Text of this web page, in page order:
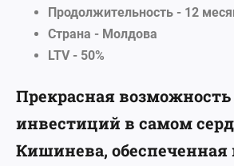
Продолжительность - 12
Страна - Молдова
LTV - 50%
Прекрасная
инвестиций в самом
Кишинева, обеспеченная